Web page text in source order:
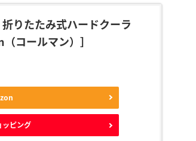
りたたみ式ハードクーラ
コールマン）］
ピング